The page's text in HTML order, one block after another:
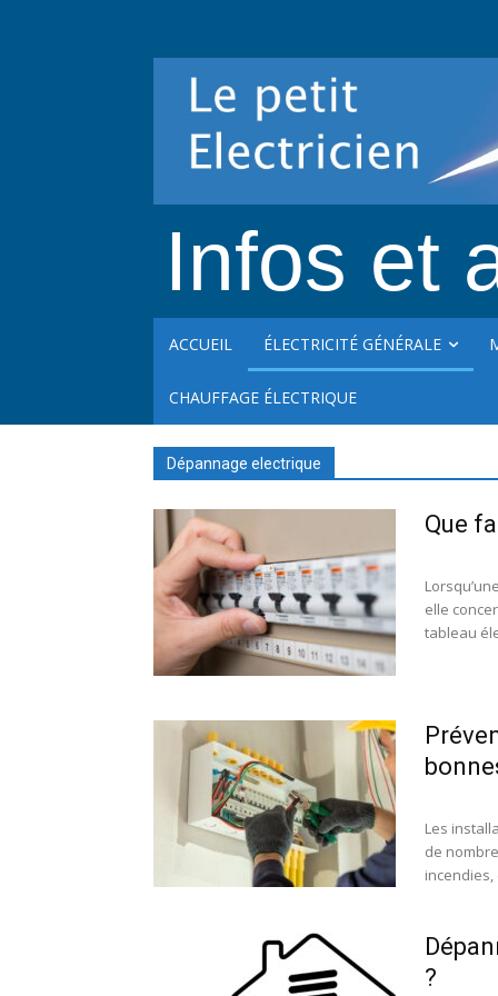
Infos et
ACCUEIL ÉLECTRICITÉ GÉNÉRALE
CHAUFFAGE ÉLECTRIQUE
Dépannage electrique
Que
elle
tableau
Les
de
?